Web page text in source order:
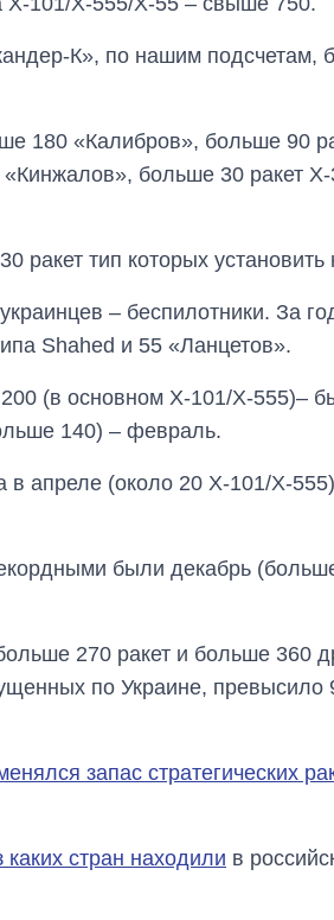
К», по нашим подсчетам,
180 «Калибров», больше 90
больше 30 ракет
ракет тип которых установить
– беспилотники. За
Shahed и 55 «Ланцетов».
(в основном Х-101/Х-555)–
140) – февраль.
в апреле (около 20 Х-101/Х-
были декабрь
270 ракет и больше 360
по Украине, превысило
запас стратегических
стран находили в